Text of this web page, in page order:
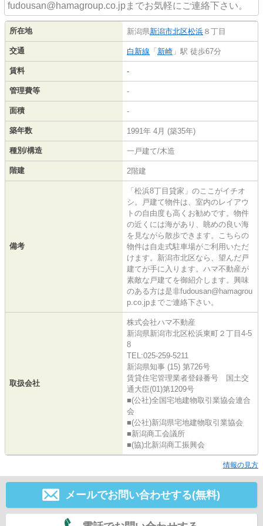
fudousan@hamagroup.co.jpまでお気軽にご連絡下さい。
所在地 新潟県新潟市北区松浜 ８丁目
交通 白新線 「 新崎 」駅 徒歩67分
賃料 -
管理費等 -
面積 -
築年数 1991年 4月 (築35年)
種別/構造 一戸建て/木造
階建 2階建
備考
「松浜8丁目貸家」のここがイチオ
シ。戸建て物件は、室内のレイアウ
トの自由度も高くお勧めです。物件
の近くには海があり、眺めの良い海
を見ながら散歩できます。こちらの
物件は自走式駐車場がご利用いただ
けます。新潟市北区なら、望んだ戸
建てが手に入ります。ハマ不動産が
素敵な戸建てを御紹介します。興味
のある方は是非fudousan@hamagrou
p.co.jpまでご連絡下さい。
取扱会社
株式会社ハマ不動産
新潟県新潟市北区松浜東町２丁目4-5
8
TEL:025-259-5211
新潟県知事 (15) 第726号
賃貸住宅管理業者登録番号 国土交
通大臣(01)第1209号
■(公社)全国宅地建物取引業協会連合
会
■(公社)新潟県宅地建物取引業協会
■新潟商工会議所
■(協)北新潟商工振興会
情報の見方
メールでお問い合わせする(無料)